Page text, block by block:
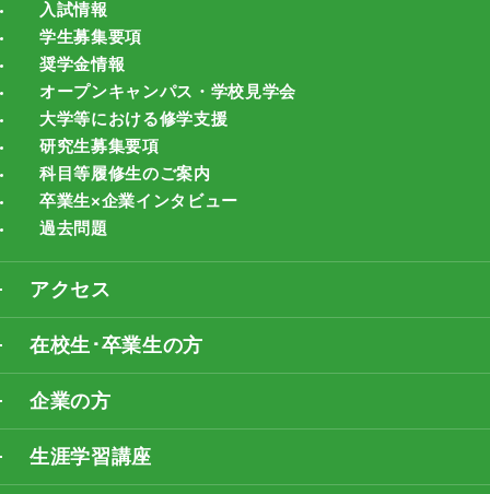
入試情報
学生募集要項
奨学金情報
オープンキャンパス・学校見学会
大学等における修学支援
研究生募集要項
科目等履修生のご案内
卒業生×企業インタビュー
過去問題
アクセス
在校生･卒業生の方
企業の方
生涯学習講座